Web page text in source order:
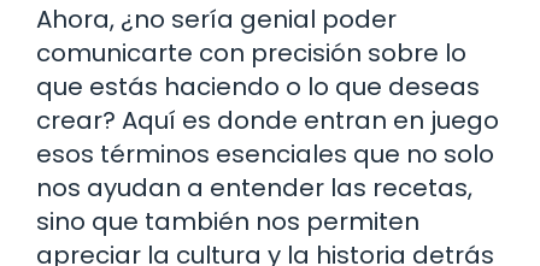
Ahora, ¿no sería genial poder
comunicarte con precisión sobre lo
que estás haciendo o lo que deseas
crear? Aquí es donde entran en juego
esos términos esenciales que no solo
nos ayudan a entender las recetas,
sino que también nos permiten
apreciar la cultura y la historia detrás